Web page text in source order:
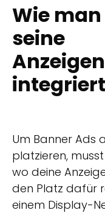
Wie
seine
integriert
Um Banner Ads
platzieren,
wo deine
den Platz dafür
einem Display-